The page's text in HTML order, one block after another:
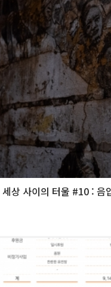
상 사이의 터울 #10 : 음